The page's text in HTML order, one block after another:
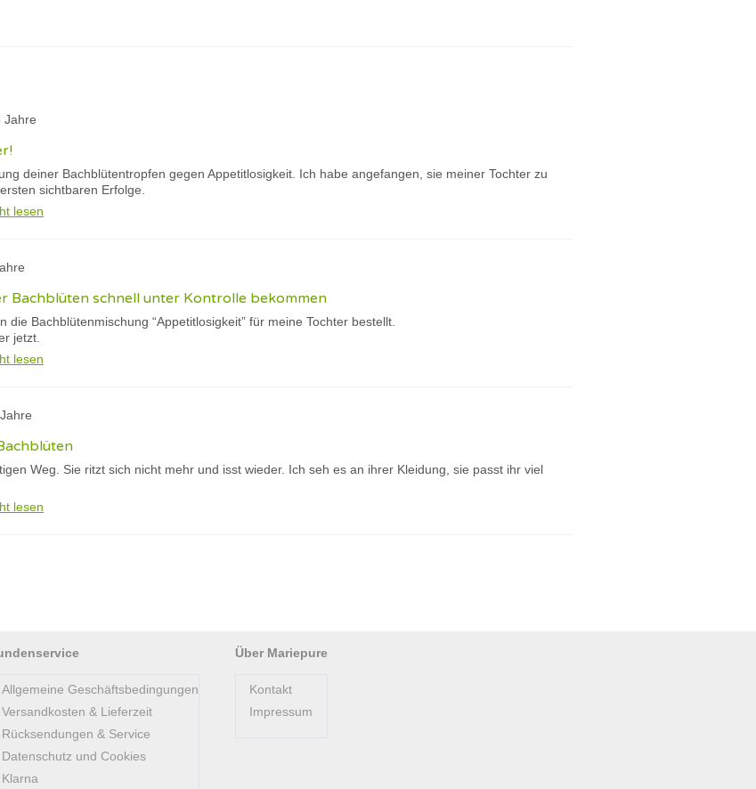
Jahre
deiner Bachblütentropfen gegen Appetitlosigkeit. Ich habe angefangen, sie meiner Tochter zu
sichtbaren Erfolge.
lesen
Bachblüten schnell unter Kontrolle bekommen
die Bachblütenmischung “Appetitlosigkeit” für meine Tochter bestellt.
jetzt.
lesen
Weg. Sie ritzt sich nicht mehr und isst wieder. Ich seh es an ihrer Kleidung, sie passt ihr viel
lesen
Allgemeine Geschäftsbedingungen
Versandkosten & Lieferzeit
Rücksendungen & Service
Datenschutz und Cookies
Klarna
Über Mariepure
Kontakt
Impressum